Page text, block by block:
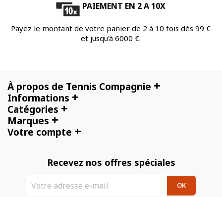
PAIEMENT EN 2 A 10X
Payez le montant de votre panier de 2 à 10 fois dès 99 €
et jusqu'à 6000 €.
À propos de Tennis Compagnie +
Informations +
Catégories +
Marques +
Votre compte +
Recevez nos offres spéciales